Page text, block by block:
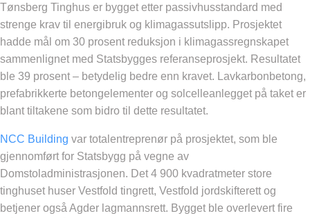
Tønsberg Tinghus er bygget etter passivhusstandard med
strenge krav til energibruk og klimagassutslipp. Prosjektet
hadde mål om 30 prosent reduksjon i klimagassregnskapet
sammenlignet med Statsbygges referanseprosjekt. Resultatet
ble 39 prosent – betydelig bedre enn kravet. Lavkarbonbetong,
prefabrikkerte betongelementer og solcelleanlegget på taket er
blant tiltakene som bidro til dette resultatet.
NCC Building var totalentreprenør på prosjektet, som ble
gjennomført for Statsbygg på vegne av
Domstoladministrasjonen. Det 4 900 kvadratmeter store
tinghuset huser Vestfold tingrett, Vestfold jordskifterett og
betjener også Agder lagmannsrett. Bygget ble overlevert fire